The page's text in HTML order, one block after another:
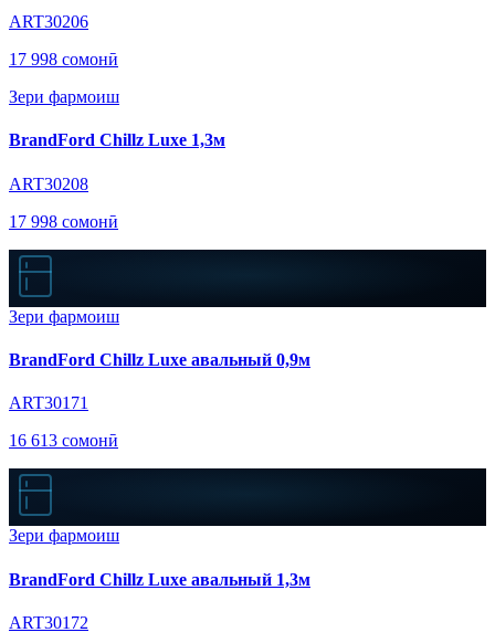
ART30206
17 998 сомонӣ
Зери фармоиш
BrandFord Chillz Luxe 1,3м
ART30208
17 998 сомонӣ
Зери фармоиш
BrandFord Chillz Luxe авальный 0,9м
ART30171
16 613 сомонӣ
Зери фармоиш
BrandFord Chillz Luxe авальный 1,3м
ART30172